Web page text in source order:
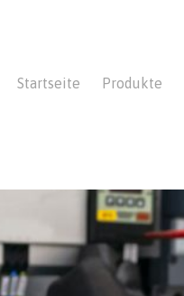
Startseite Produkte